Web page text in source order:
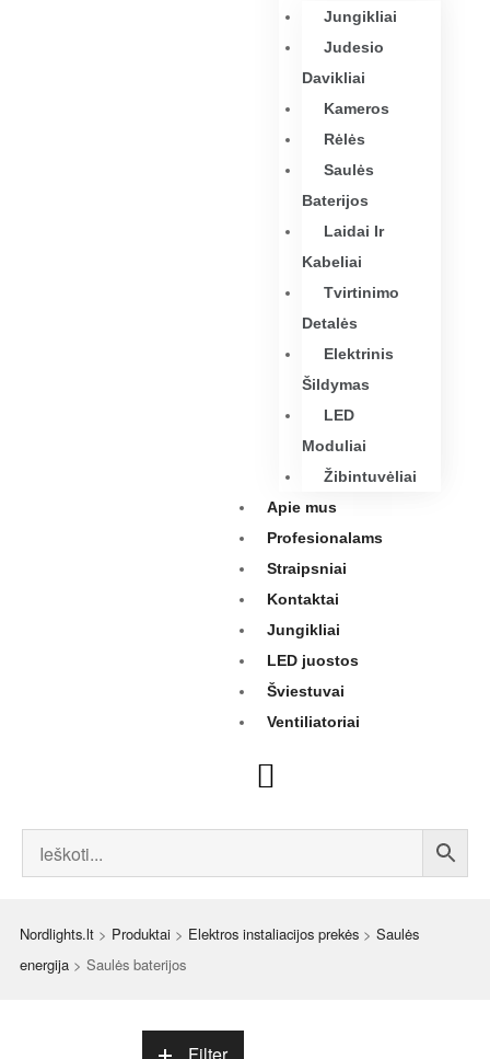
Jungikliai
Judesio
Davikliai
Kameros
Rėlės
Saulės
Baterijos
Laidai Ir
Kabeliai
Tvirtinimo
Detalės
Elektrinis
Šildymas
LED
Moduliai
Žibintuvėliai
Apie mus
Profesionalams
Straipsniai
Kontaktai
Jungikliai
LED juostos
Šviestuvai
Ventiliatoriai
Nordlights.lt > Produktai > Elektros instaliacijos prekės > Saulės
energija > Saulės baterijos